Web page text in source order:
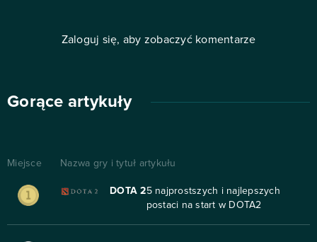
Zaloguj się, aby zobaczyć komentarze
Gorące artykuły
Miejsce Nazwa gry i tytuł artykułu
DOTA 25 najprostszych i najlepszych
postaci na start w DOTA2